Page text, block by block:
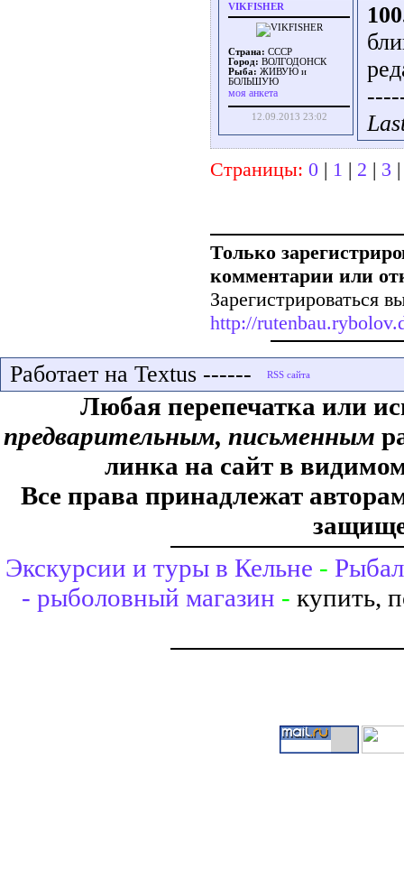
VIKFISHER
Страна: СССР
Город: ВОЛГОДОНСК
Рыба: ЖИВУЮ и
БОЛЬШУЮ
моя анкета
12.09.2013 23:02
Страницы: 0 | 1 | 2 | 3
Только
комментарии или
Зарегистрироваться
http://
Работает на Textus ------
Любая перепечатка или
предварительным, письменным
линка на сайт в
Все права принадлежат
Экскурсии и туры в Кельне -
- рыболовный магазин - купить,